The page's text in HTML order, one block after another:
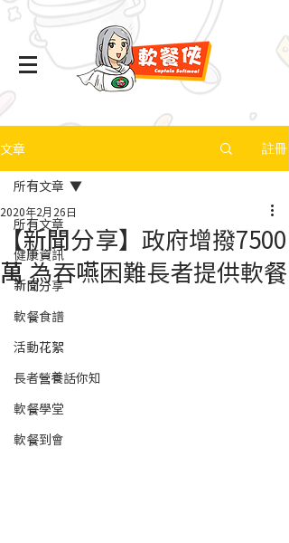
文章 註冊
所有文章
健康資訊
新聞分享
軟餐食譜
活動花絮
長者營養話你知
軟餐學堂
軟餐到會
所有文章
【新聞分享】政府增撥7500
萬 為吞嚥困難長者提供軟餐
2020年2月26日